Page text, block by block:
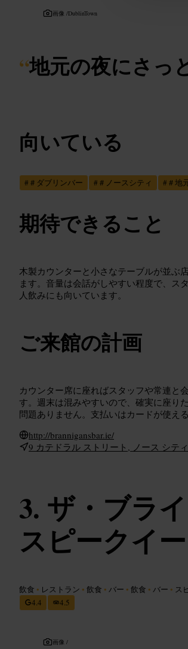
画像 /DublinTown
“地元の夜にさっ
向いている
# ＃ダブリンバー # ＃ノースシティ # ＃地
期待できること
木製カウンターと小さなテーブルが並ぶ
ます。音量は会話がしやすい程度で、ス
人飲みにも向いています。
ご来館の計画
カウンター席に座ればスタッフや常連と
す。週末は混みやすいので、確実に座り
問題ありません。支払いはカードが使え
http://brannigansbar.ie/
9 カテドラル ストリート, ノース シテ
ザ・ブラ
スピークイ
飲食 • レストラン • 飲食 • バー • 飲食 • バー • ス
4.4
4.5
画像 /